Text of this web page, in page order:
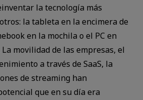
la tecnología más
la tableta en la encimera de
en la mochila o el PC en
movilidad de las empresas, el
a través de SaaS, la
de streaming han
que en su día era